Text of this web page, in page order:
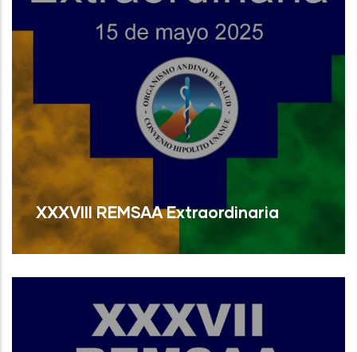
XXXVIII REMSAA Extraordinaria
Read More